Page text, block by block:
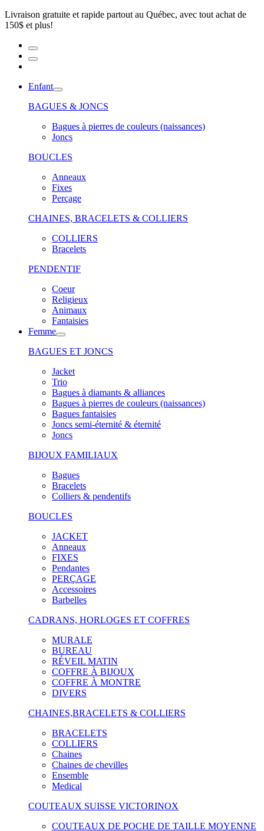
Livraison gratuite et rapide partout au Québec, avec tout achat de
150$ et plus!
Enfant
BAGUES & JONCS
Bagues à pierres de couleurs (naissances)
Joncs
BOUCLES
Anneaux
Fixes
Perçage
CHAINES, BRACELETS & COLLIERS
COLLIERS
Bracelets
PENDENTIF
Coeur
Religieux
Animaux
Fantaisies
Femme
BAGUES ET JONCS
Jacket
Trio
Bagues à diamants & alliances
Bagues à pierres de couleurs (naissances)
Bagues fantaisies
Joncs semi-éternité & éternité
Joncs
BIJOUX FAMILIAUX
Bagues
Bracelets
Colliers & pendentifs
BOUCLES
JACKET
Anneaux
FIXES
Pendantes
PERÇAGE
Accessoires
Barbelles
CADRANS, HORLOGES ET COFFRES
MURALE
BUREAU
RÉVEIL MATIN
COFFRE À BIJOUX
COFFRE À MONTRE
DIVERS
CHAINES,BRACELETS & COLLIERS
BRACELETS
COLLIERS
Chaines
Chaines de chevilles
Ensemble
Medical
COUTEAUX SUISSE VICTORINOX
COUTEAUX DE POCHE DE TAILLE MOYENNE